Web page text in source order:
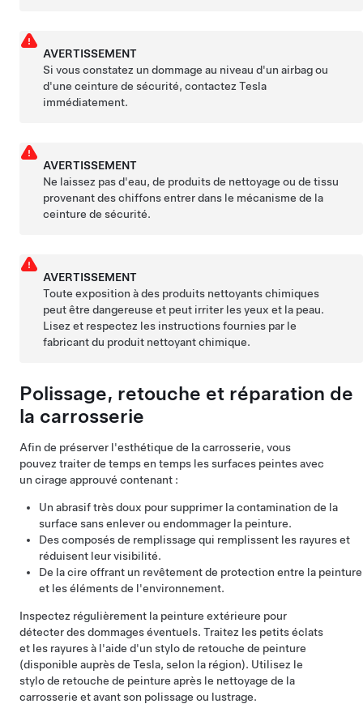
AVERTISSEMENT
Si vous constatez un dommage au niveau d'un airbag ou
d'une ceinture de sécurité, contactez Tesla
immédiatement.
AVERTISSEMENT
Ne laissez pas d'eau, de produits de nettoyage ou de tissu
provenant des chiffons entrer dans le mécanisme de la
ceinture de sécurité.
AVERTISSEMENT
Toute exposition à des produits nettoyants chimiques
peut être dangereuse et peut irriter les yeux et la peau.
Lisez et respectez les instructions fournies par le
fabricant du produit nettoyant chimique.
Polissage, retouche et réparation de
la carrosserie
Afin de préserver l'esthétique de la carrosserie, vous
pouvez traiter de temps en temps les surfaces peintes avec
un cirage approuvé contenant :
Un abrasif très doux pour supprimer la contamination de la
surface sans enlever ou endommager la peinture.
Des composés de remplissage qui remplissent les rayures et
réduisent leur visibilité.
De la cire offrant un revêtement de protection entre la peinture
et les éléments de l'environnement.
Inspectez régulièrement la peinture extérieure pour
détecter des dommages éventuels. Traitez les petits éclats
et les rayures à l'aide d'un stylo de retouche de peinture
(disponible auprès de Tesla, selon la région). Utilisez le
stylo de retouche de peinture après le nettoyage de la
carrosserie et avant son polissage ou lustrage.